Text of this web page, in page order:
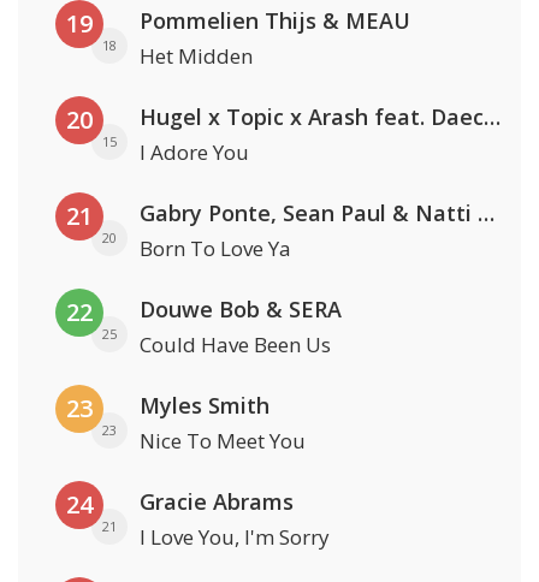
19
18
Pommelien Thijs & MEAU
Het Midden
20
15
Hugel x Topic x Arash feat. Daecolm
I Adore You
21
20
Gabry Ponte, Sean Paul & Natti Natasha
Born To Love Ya
22
25
Douwe Bob & SERA
Could Have Been Us
23
23
Myles Smith
Nice To Meet You
24
21
Gracie Abrams
I Love You, I'm Sorry